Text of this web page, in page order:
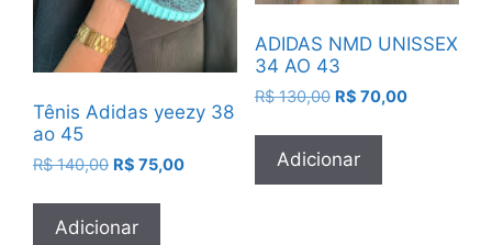
Tênis Adidas yeezy 38
ao 45
R$140,00 O
original
era:
R$ 75,00O
Adicionar
ADIDAS NMD UNISSEX
34 AO 43
R$130,00 O
original
era:
R$ 130,00.
R$ 70,00O
Adicionar